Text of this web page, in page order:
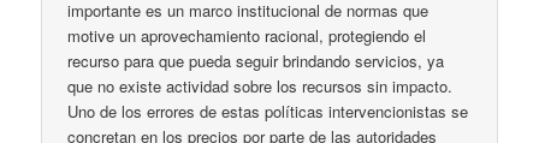
importante es un marco institucional de normas que
motive un aprovechamiento racional, protegiendo el
recurso para que pueda seguir brindando servicios, ya
que no existe actividad sobre los recursos sin impacto.
Uno de los errores de estas políticas intervencionistas se
concretan en los precios por parte de las autoridades